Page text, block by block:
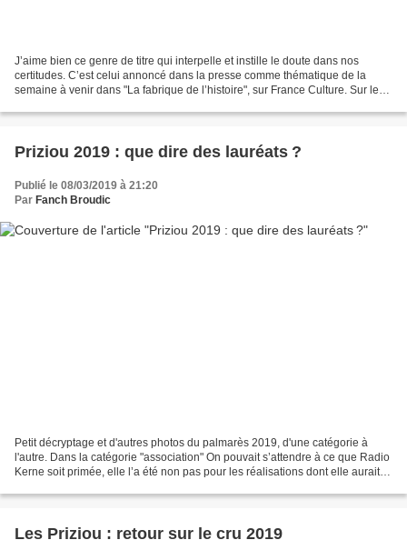
J’aime bien ce genre de titre qui interpelle et instille le doute dans nos
certitudes. C’est celui annoncé dans la presse comme thématique de la
semaine à venir dans "La fabrique de l’histoire", sur France Culture. Sur le
Priziou 2019 : que dire des lauréats ?
Publié le 08/03/2019 à 21:20
Par Fanch Broudic
Petit décryptage et d'autres photos du palmarès 2019, d'une catégorie à
l'autre. Dans la catégorie "association" On pouvait s’attendre à ce que Radio
Kerne soit primée, elle l’a été non pas pour les réalisations dont elle aurait
Les Priziou : retour sur le cru 2019